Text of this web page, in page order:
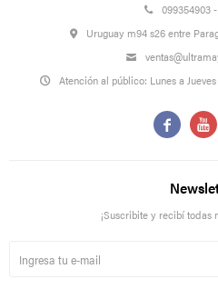
099354903 -
Uruguay m94 s26 entre
Atención al público: Lunes a
 
¡Suscribite y recibí todas